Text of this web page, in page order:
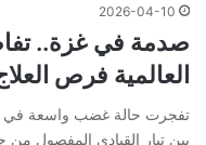
2026-04-10
صدمة في غزة..
العالمية فرص العلاج بـ12
تفجرت حالة غضب واسعة
بين تيار القيادي المفصول